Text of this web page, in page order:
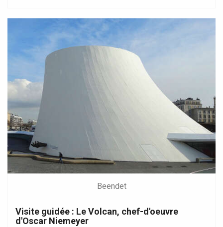
Beendet
Visite guidée : Le Volcan, chef-d'oeuvre
d'Oscar Niemeyer